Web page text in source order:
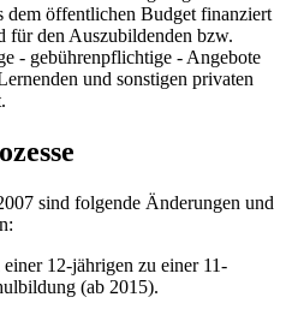
dem öffentlichen Budget finanziert
für den Auszubildenden bzw.
- gebührenpflichtige - Angebote
und sonstigen privaten
sind folgende Änderungen und
12-jährigen zu einer 11-
(ab 2015).